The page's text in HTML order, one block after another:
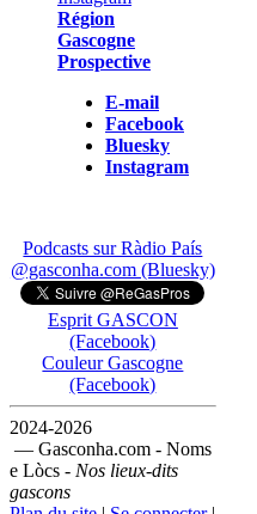
Région
Gascogne
Prospective
E-mail
Facebook
Bluesky
Instagram
Podcasts sur Ràdio País
@gasconha.com (Bluesky)
Esprit GASCON
(Facebook)
Couleur Gascogne
(Facebook)
2024-2026
— Gasconha.com - Noms
e Lòcs - Nos lieux-dits
gascons